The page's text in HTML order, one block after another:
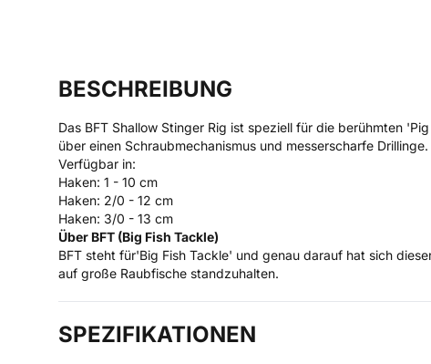
BESCHREIBUNG
Das BFT Shallow Stinger Rig ist speziell für die berühmten
über einen Schraubmechanismus und messerscharfe Drillinge.
Verfügbar in:
Haken: 1 - 10 cm
Haken: 2/0 - 12 cm
Haken: 3/0 - 13 cm
Über BFT (Big Fish Tackle)
BFT steht für'Big Fish Tackle' und genau darauf hat sich
auf große Raubfische standzuhalten.
SPEZIFIKATIONEN